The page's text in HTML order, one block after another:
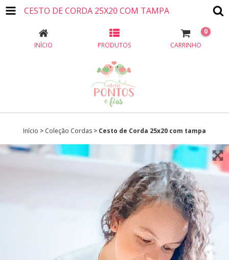
CESTO DE CORDA 25X20 COM TAMPA
INÍCIO PRODUTOS CARRINHO
0
Início > Coleção Cordas > Cesto de Corda 25x20 com tampa